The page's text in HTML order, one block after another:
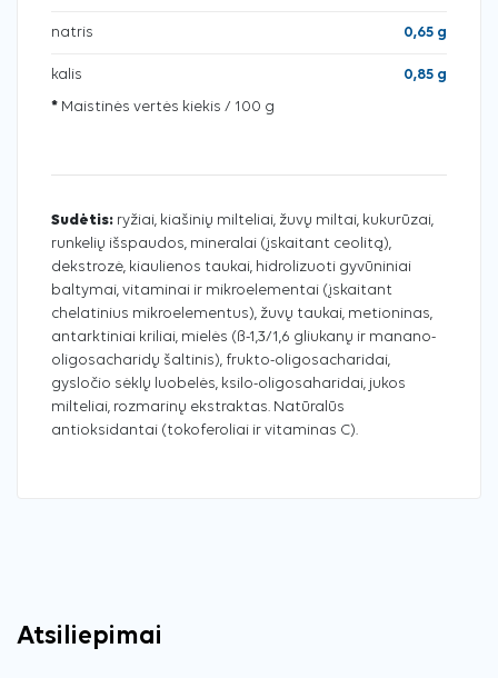
natris 0,65 g
kalis
0,85 g
* Maistinės vertės kiekis / 100 g
Sudėtis: ryžiai, kiašinių milteliai, žuvų miltai, kukurūzai,
runkelių išspaudos, mineralai (įskaitant ceolitą),
dekstrozė, kiaulienos taukai, hidrolizuoti gyvūniniai
baltymai, vitaminai ir mikroelementai (įskaitant
chelatinius mikroelementus), žuvų taukai, metioninas,
antarktiniai kriliai, mielės (ß-1,3/1,6 gliukanų ir manano-
oligosacharidų šaltinis), frukto-oligosacharidai,
gysločio sėklų luobelės, ksilo-oligosaharidai, jukos
milteliai, rozmarinų ekstraktas. Natūralūs
antioksidantai (tokoferoliai ir vitaminas C).
Atsiliepimai